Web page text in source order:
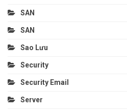
SAN
SAN
Sao Lưu
Security
Security Email
Server